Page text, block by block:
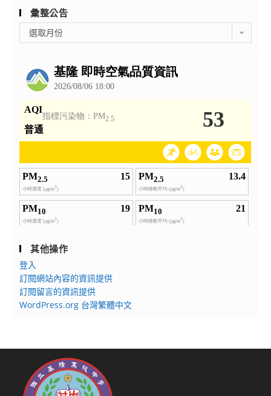
彙整公告
整
選取月份
其他操作
登入
訂閱網站內容的資訊提供
訂閱留言的資訊提供
WordPress.org 台灣繁體中文